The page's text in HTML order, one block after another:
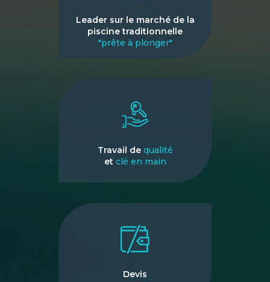
Leader sur le marché de la
piscine traditionnelle
"prête à plonger"
Travail de qualité
et clé en main
Devis